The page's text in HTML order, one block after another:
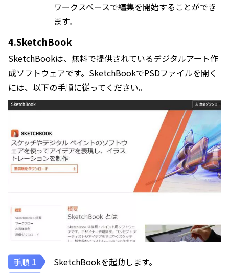
ワークスペースで編集を開始することができ
ます。
4.SketchBook
SketchBookは、無料で提供されているデジタルアート作
成ソフトウェアです。SketchBookでPSDファイルを開く
には、以下の手順に従ってください。
SketchBookを起動します。